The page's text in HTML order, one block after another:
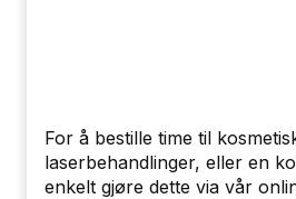
For å bestille time til
laserbehandlinger, eller en
enkelt gjøre dette via vår